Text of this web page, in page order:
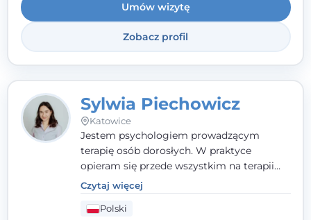
Umów wizytę
Zobacz profil
Sylwia Piechowicz
Katowice
Jestem psychologiem prowadzącym
terapię osób dorosłych. W praktyce
opieram się przede wszystkim na terapii
poznawczo-behawioralnej (CBT), a także na
podejściu skoncentrowanym na
rozwiązaniach (TSR) oraz Racjonalnej
Czytaj więcej
Polski